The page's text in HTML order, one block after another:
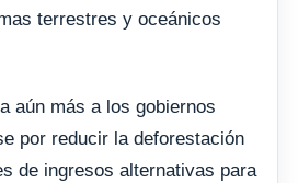
terrestres y oceánicos
aún más a los gobiernos
por reducir la deforestación
de ingresos alternativas para